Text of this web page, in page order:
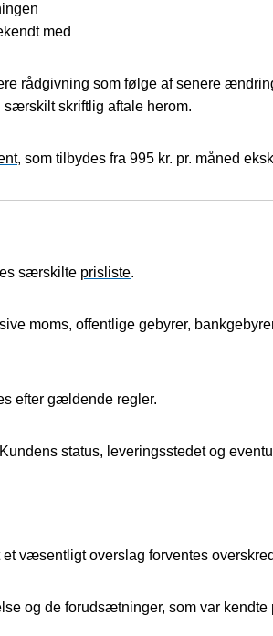
med
rådgivning som følge af senere
skriftlig aftale herom.
, som tilbydes fra 995 kr. pr. måned
særskilte prisliste.
moms, offentlige gebyrer,
efter gældende regler.
status, leveringsstedet og
væsentligt overslag forventes
og de forudsætninger, som var